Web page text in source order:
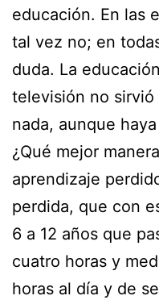
educación. En las
tal vez no; en
duda. La
televisión no sirvió
nada, aunque
¿Qué mejor
aprendizaje
perdida, que con
6 a 12 años que
cuatro horas y
horas al día y de